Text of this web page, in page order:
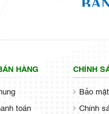
HÀNG
toán
CHÍNH
Bảo
Chính